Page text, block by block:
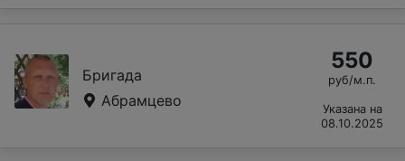
Бригада
Абрамцево
550
руб/м.п.
Указана на
08.10.2025